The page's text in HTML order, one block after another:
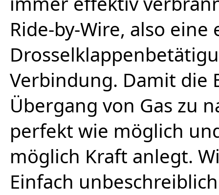
Ride-by-Wire, also
Verbindung. Damit die
Übergang von Gas zu
perfekt wie möglich
möglich Kraft anlegt.
Einfach